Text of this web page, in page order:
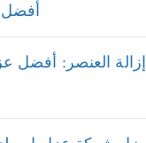
أفضل
إزالة العنصر: أفضل